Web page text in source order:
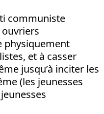
communiste
physiquement
et à casser
jusqu’à inciter les
(les jeunesses